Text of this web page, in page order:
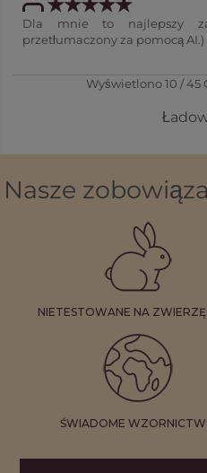
Dla mnie to najlepszy
przetłumaczony za pomocą AI.)
Wyświetlono10 /45
Nasze
NIETESTOWANE NA
ŚWIADOME